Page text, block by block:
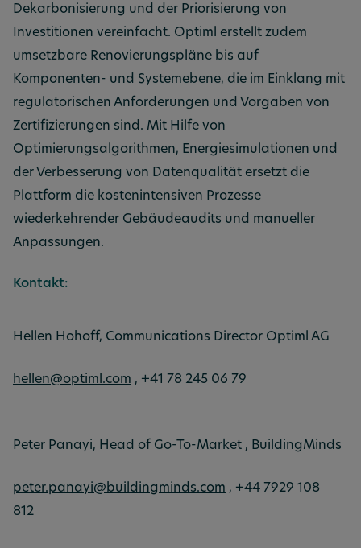
Dekarbonisierung und der Priorisierung von
Investitionen vereinfacht. Optiml erstellt zudem
umsetzbare Renovierungspläne bis auf
Komponenten- und Systemebene, die im Einklang mit
regulatorischen Anforderungen und Vorgaben von
Zertifizierungen sind. Mit Hilfe von
Optimierungsalgorithmen, Energiesimulationen und
der Verbesserung von Datenqualität ersetzt die
Plattform die kostenintensiven Prozesse
wiederkehrender Gebäudeaudits und manueller
Anpassungen.
Kontakt:
Hellen Hohoff, Communications Director Optiml AG
hellen@optiml.com , +41 78 245 06 79
Peter Panayi, Head of Go-To-Market , BuildingMinds
peter.panayi@buildingminds.com , +44 7929 108
812